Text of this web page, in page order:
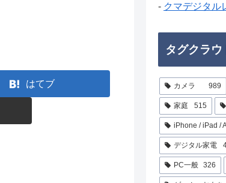
はてブ
- クマデジタル
タグクラ
カメラ 989
家庭 515
iPhone / iPad /
デジタル家電
PC一般 326